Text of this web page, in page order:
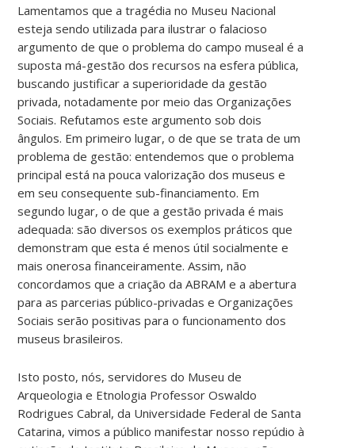
Lamentamos que a tragédia no Museu Nacional
esteja sendo utilizada para ilustrar o falacioso
argumento de que o problema do campo museal é a
suposta má-gestão dos recursos na esfera pública,
buscando justificar a superioridade da gestão
privada, notadamente por meio das Organizações
Sociais. Refutamos este argumento sob dois
ângulos. Em primeiro lugar, o de que se trata de um
problema de gestão: entendemos que o problema
principal está na pouca valorização dos museus e
em seu consequente sub-financiamento. Em
segundo lugar, o de que a gestão privada é mais
adequada: são diversos os exemplos práticos que
demonstram que esta é menos útil socialmente e
mais onerosa financeiramente. Assim, não
concordamos que a criação da ABRAM e a abertura
para as parcerias público-privadas e Organizações
Sociais serão positivas para o funcionamento dos
museus brasileiros.
Isto posto, nós, servidores do Museu de
Arqueologia e Etnologia Professor Oswaldo
Rodrigues Cabral, da Universidade Federal de Santa
Catarina, vimos a público manifestar nosso repúdio à